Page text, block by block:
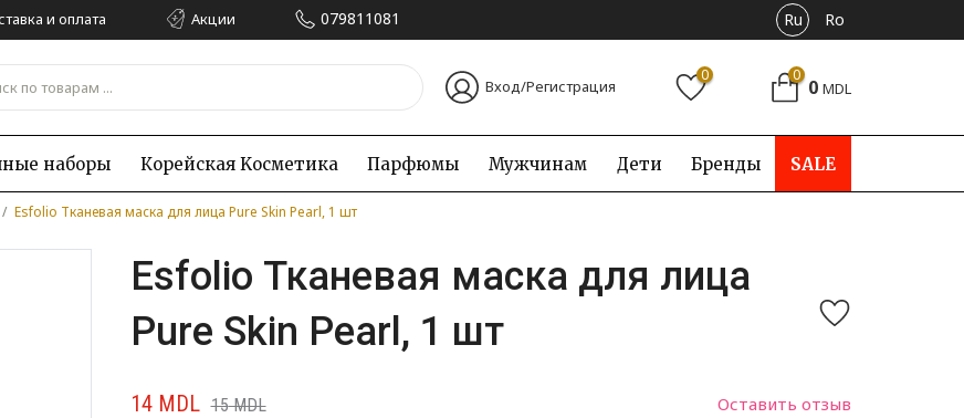
и оплата Акции 079811081 Ru Ro
Вход/Регистрация
0 0 0 MDL
наборы Корейская Kосметика Парфюмы Мужчинам Дети Бренды SALE
/ Esfolio Тканевая маска для лица Pure Skin Pearl, 1 шт
Esfolio Тканевая маска для лица
Pure Skin Pearl, 1 шт
14MDL 15MDL Оставить отзыв